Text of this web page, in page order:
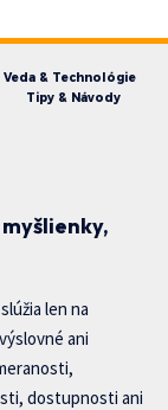
Veda & Technológie
Tipy & Návody
len na
ani
dostupnosti ani